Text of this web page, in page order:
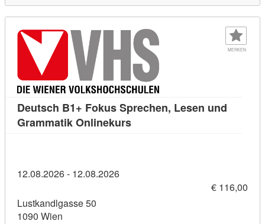
MERKEN
Deutsch B1+ Fokus Sprechen, Lesen und
Grammatik OnlinekursKursdetail: Deutsch B1+
12.08.2026 - 12.08.2026
€ 116,00
Lustkandlgasse 50
1090 Wien